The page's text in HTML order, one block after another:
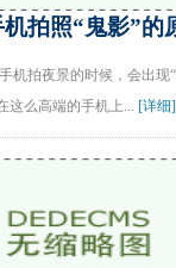
机拍照“鬼影”的
机拍夜景的时候，会出现
这么高端的手机上... [详细]